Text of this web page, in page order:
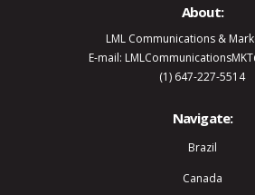
About:
LML Communications &
E-mail:
(1) 647-227-5514
Navigate:
Brazil
Canada